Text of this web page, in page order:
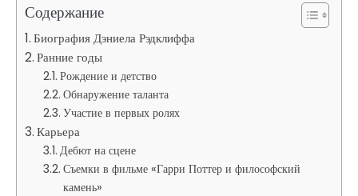
Содержание
Биография Дэниела Рэдклиффа
Ранние годы
Рождение и детство
Обнаружение таланта
Участие в первых ролях
Карьера
Дебют на сцене
Съемки в фильме «Гарри Поттер и философский
камень»